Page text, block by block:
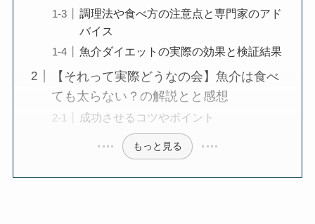
調理法や食べ方の注意点と専門家のアド
バイス
魚介ダイエットの実際の効果と検証結果
【それって実際どうなの会】魚介は食べ
ても太らない？の解説とと感想
成功させるコツやポイント
もっと見る